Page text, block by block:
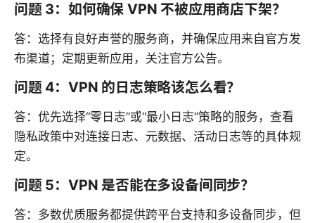
问题 3：如何确保 VPN 不被应用商店下架？
答：选择有良好声誉的服务商，并确保应用来自官方发
布渠道；定期更新应用，关注官方公告。
问题 4：VPN 的日志策略该怎么看？
答：优先选择“零日志”或“最小日志”策略的服务，查看
隐私政策中对连接日志、元数据、活动日志等的具体规
定。
问题 5：VPN 是否能在多设备间同步？
答：多数优质服务都提供跨平台支持和多设备同步，但